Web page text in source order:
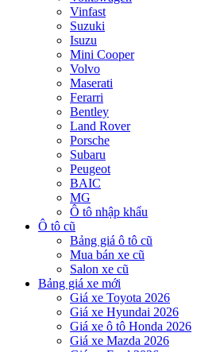
Vinfast
Suzuki
Isuzu
Mini Cooper
Volvo
Maserati
Ferarri
Bentley
Land Rover
Porsche
Subaru
Peugeot
BAIC
MG
Ô tô nhập khẩu
Ô tô cũ
Bảng giá ô tô cũ
Mua bán xe cũ
Salon xe cũ
Bảng giá xe mới
Giá xe Toyota 2026
Giá xe Hyundai 2026
Giá xe ô tô Honda 2026
Giá xe Mazda 2026